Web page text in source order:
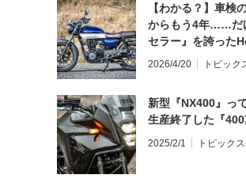
【わかる？】車検
からもう4年……だ
セラー』を誇った
と思う？
2026/4/20 トピック
新型『NX400』っ
生産終了した『
2025/2/1 トピックス